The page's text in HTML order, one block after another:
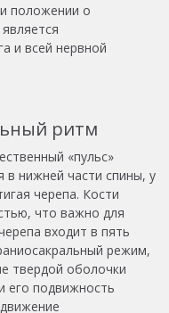
положении о
и всей нервной
ритм
«пульс»
в нижней части спины, у
черепа. Кости
что важно для
входит в пять
режим,
твердой оболочки
его подвижность